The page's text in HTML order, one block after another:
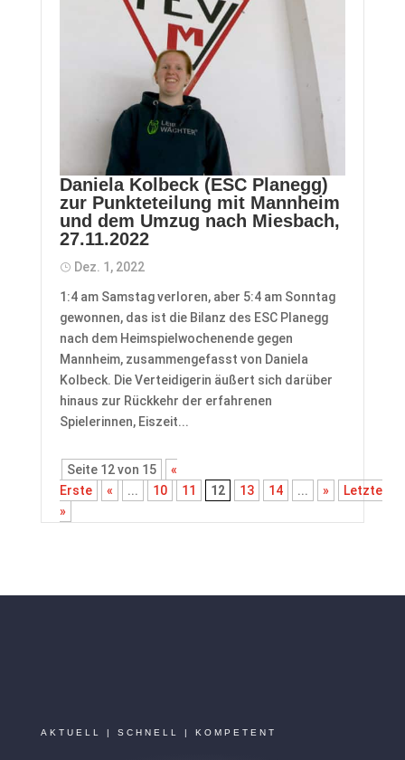
Daniela Kolbeck (ESC Planegg)
zur Punkteteilung mit Mannheim
und dem Umzug nach Miesbach,
27.11.2022
Dez. 1, 2022
1:4 am Samstag verloren, aber 5:4 am Sonntag
gewonnen, das ist die Bilanz des ESC Planegg
nach dem Heimspielwochenende gegen
Mannheim, zusammengefasst von Daniela
Kolbeck. Die Verteidigerin äußert sich darüber
hinaus zur Rückkehr der erfahrenen
Spielerinnen, Eiszeit...
Seite 12 von 15
«
Erste
« ... 10 11 12 13 14 ... »
Letzte
»
AKTUELL | SCHNELL | KOMPETENT